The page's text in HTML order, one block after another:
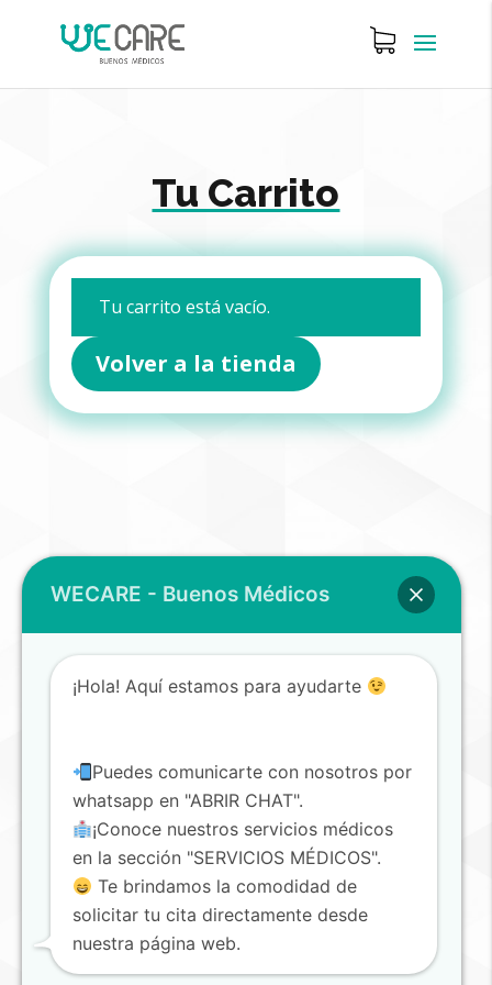
Tu Carrito
Tu carrito está vacío.
Volver a la tienda
WECARE - Buenos Médicos
¡Hola! Aquí estamos para ayudarte
Puedes comunicarte con nosotros por
whatsapp en "ABRIR CHAT".
¡Conoce nuestros servicios médicos
en la sección "SERVICIOS MÉDICOS".
Te brindamos la comodidad de
solicitar tu cita directamente desde
nuestra página web.